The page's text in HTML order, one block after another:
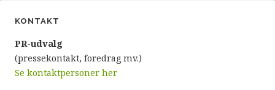
KONTAKT
PR-udvalg
(pressekontakt, foredrag mv.)
Se kontaktpersoner her